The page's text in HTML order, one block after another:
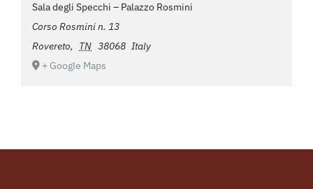
Sala degli Specchi – Palazzo Rosmini
Corso Rosmini n. 13
Rovereto, TN 38068 Italy
+ Google Maps